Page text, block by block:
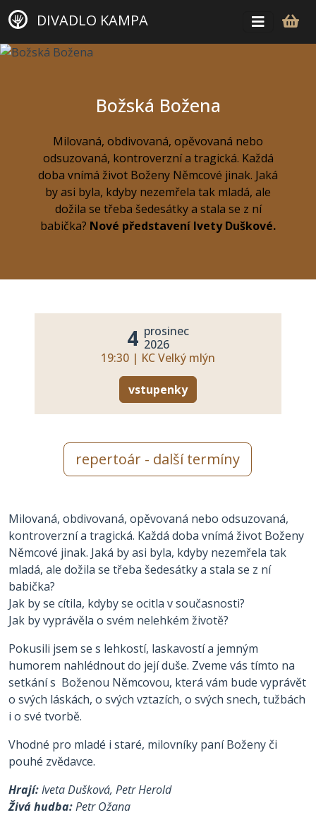
DIVADLO KAMPA
Božská Božena
Milovaná, obdivovaná, opěvovaná nebo
odsuzovaná, kontroverzní a tragická. Každá
doba vnímá život Boženy Němcové jinak. Jaká
by asi byla, kdyby nezemřela tak mladá, ale
dožila se třeba šedesátky a stala se z ní
babička? Nové představení Ivety Duškové.
4 prosinec
2026
19:30 | KC Velký mlýn
vstupenky
repertoár - další termíny
Milovaná, obdivovaná, opěvovaná nebo odsuzovaná,
kontroverzní a tragická. Každá doba vnímá život Boženy
Němcové jinak. Jaká by asi byla, kdyby nezemřela tak
mladá, ale dožila se třeba šedesátky a stala se z ní
babička?
Jak by se cítila, kdyby se ocitla v současnosti?
Jak by vyprávěla o svém nelehkém životě?
Pokusili jsem se s lehkostí, laskavostí a jemným
humorem nahlédnout do její duše. Zveme vás tímto na
setkání s Boženou Němcovou, která vám bude vyprávět
o svých láskách, o svých vztazích, o svých snech, tužbách
i o své tvorbě.
Vhodné pro mladé i staré, milovníky paní Boženy či
pouhé zvědavce.
Hrají:Iveta Dušková, Petr Herold
Živá hudba:Petr Ožana